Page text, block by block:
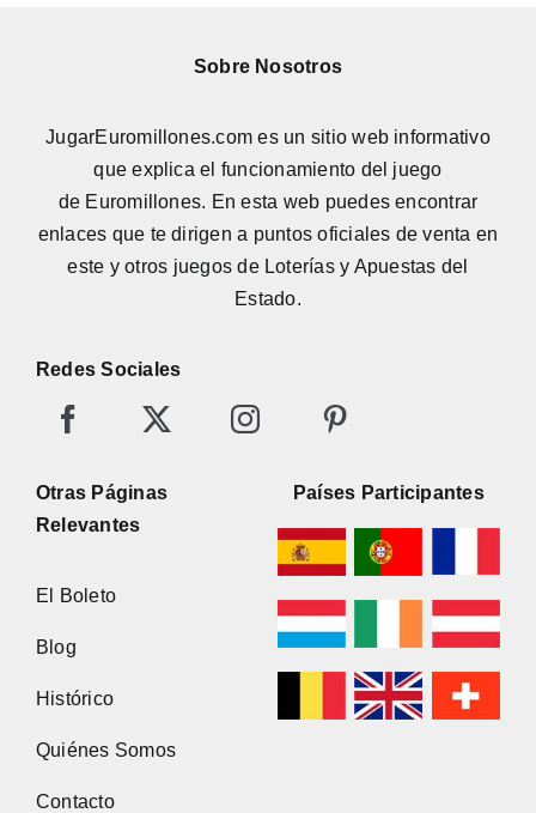
Sobre Nosotros
JugarEuromillones.com es un sitio web informativo
que explica el funcionamiento del juego
de Euromillones. En esta web puedes encontrar
enlaces que te dirigen a puntos oficiales de venta en
este y otros juegos de Loterías y Apuestas del
Estado.
Redes Sociales
Otras Páginas
Relevantes
El Boleto
Blog
Histórico
Quiénes Somos
Contacto
Países Participantes